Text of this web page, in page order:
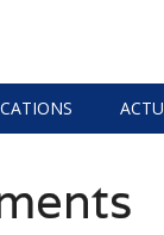
ACTU